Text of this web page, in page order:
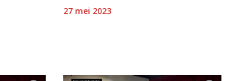
27 mei 2023